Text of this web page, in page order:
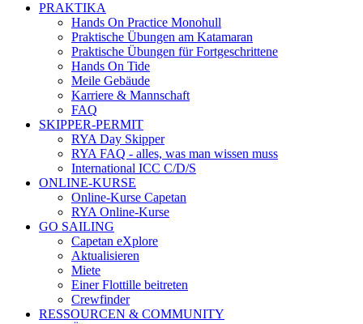
PRAKTIKA
Hands On Practice Monohull
Praktische Übungen am Katamaran
Praktische Übungen für Fortgeschrittene
Hands On Tide
Meile Gebäude
Karriere & Mannschaft
FAQ
SKIPPER-PERMIT
RYA Day Skipper
RYA FAQ - alles, was man wissen muss
International ICC C/D/S
ONLINE-KURSE
Online-Kurse Capetan
RYA Online-Kurse
GO SAILING
Capetan eXplore
Aktualisieren
Miete
Einer Flottille beitreten
Crewfinder
RESSOURCEN & COMMUNITY